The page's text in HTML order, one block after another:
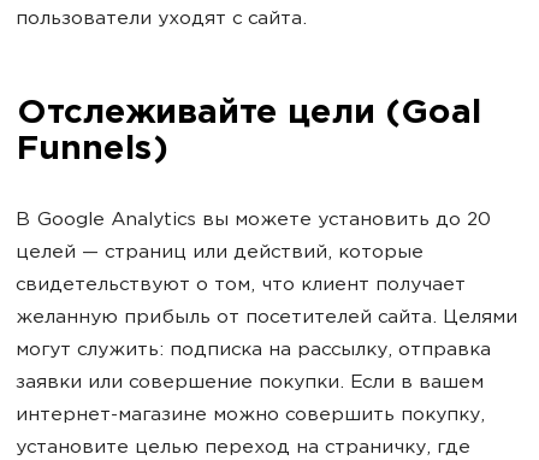
пользователи уходят с сайта.
Отслеживайте цели (Goal
Funnels)
В Google Analytics вы можете установить до 20
целей — страниц или действий, которые
свидетельствуют о том, что клиент получает
желанную прибыль от посетителей сайта. Целями
могут служить: подписка на рассылку, отправка
заявки или совершение покупки. Если в вашем
интернет-магазине можно совершить покупку,
установите целью переход на страничку, где